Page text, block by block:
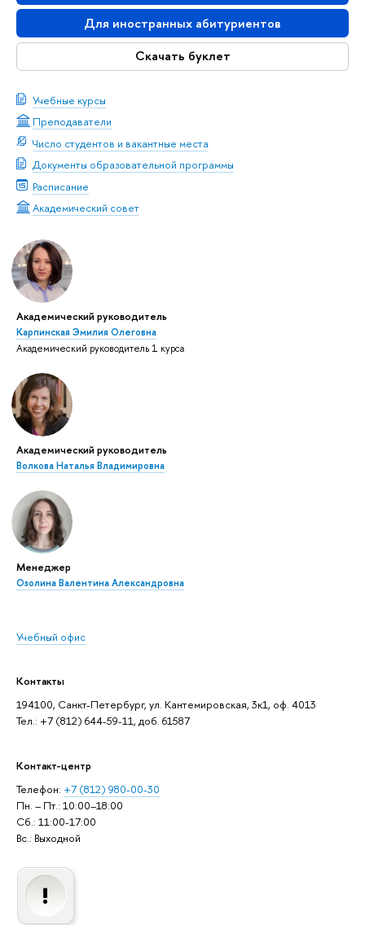
Для иностранных абитуриентов
Скачать буклет
Учебные курсы
Преподаватели
Число студентов и вакантные места
Документы образовательной программы
Расписание
Академический совет
Академический руководитель
Карпинская Эмилия Олеговна
Академический руководитель 1 курса
Академический руководитель
Волкова Наталья Владимировна
Менеджер
Озолина Валентина Александровна
Учебный офис
Контакты
194100, Санкт-Петербург, ул. Кантемировская, 3к1, оф. 4013
Тел.: +7 (812) 644-59-11, доб. 61587
Контакт-центр
Телефон: +7 (812) 980-00-30
Пн. – Пт.: 10:00–18:00
Сб.: 11:00-17:00
Вс.: Выходной